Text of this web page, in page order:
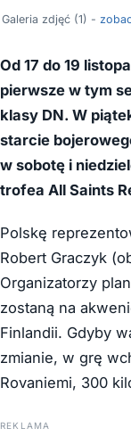
Galeria zdjęć (1) -
Od 17 do 19
pierwsze w tym
klasy DN. W
starcie
w sobotę i
trofea All Saints
Polskę
Robert Graczyk
Organizatorzy
zostaną na
Finlandii. Gdyby
zmianie, w grę
Rovaniemi, 300
REKLAMA